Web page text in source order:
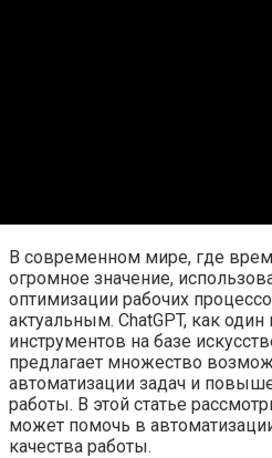
В современном мире, где
огромное значение,
оптимизации рабочих
актуальным. ChatGPT, как
инструментов на базе
предлагает множество
автоматизации задач и
работы. В этой статье
может помочь в
качества работы.